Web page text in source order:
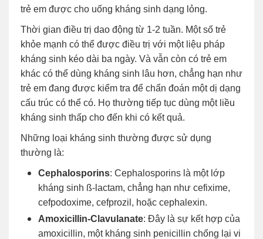
trẻ em được cho uống kháng sinh dạng lỏng.
Thời gian điều trị dao động từ 1-2 tuần. Một số trẻ
khỏe mạnh có thể được điều trị với một liệu pháp
kháng sinh kéo dài ba ngày. Và vẫn còn có trẻ em
khác có thể dùng kháng sinh lâu hơn, chẳng hạn như
trẻ em đang được kiểm tra để chẩn đoán một dị dạng
cấu trúc có thể có. Họ thường tiếp tục dùng một liều
kháng sinh thấp cho đến khi có kết quả.
Những loại kháng sinh thường được sử dụng
thường là:
Cephalosporins: Cephalosporins là một lớp
kháng sinh ß-lactam, chẳng hạn như cefixime,
cefpodoxime, cefprozil, hoặc cephalexin.
Amoxicillin-Clavulanate: Đây là sự kết hợp của
amoxicillin, một kháng sinh penicillin chống lại vi